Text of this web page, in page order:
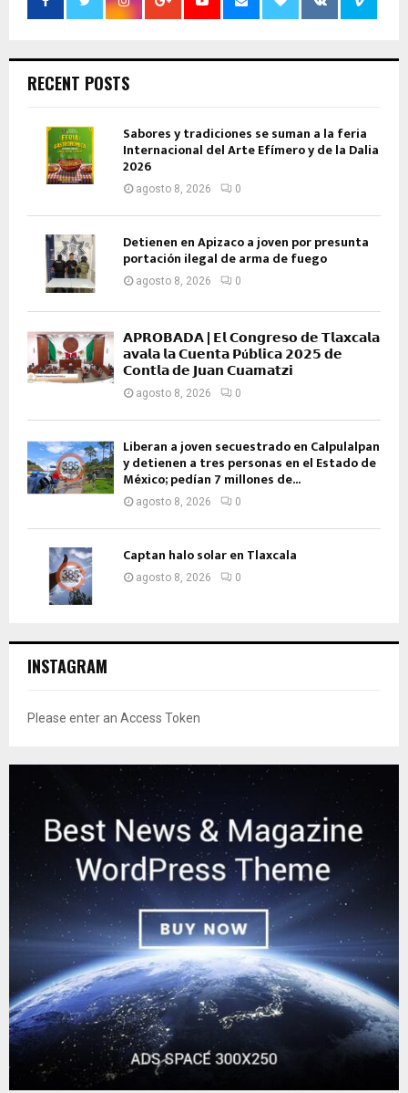
RECENT POSTS
Sabores y tradiciones se suman a la feria
Internacional del Arte Efímero y de la Dalia
2026
agosto 8, 2026 0
Detienen en Apizaco a joven por presunta
portación ilegal de arma de fuego
agosto 8, 2026 0
𝗔𝗣𝗥𝗢𝗕𝗔𝗗𝗔 | 𝗘𝗹 𝗖𝗼𝗻𝗴𝗿𝗲𝘀𝗼 𝗱𝗲 𝗧𝗹𝗮𝘅𝗰𝗮𝗹𝗮
𝗮𝘃𝗮𝗹𝗮 𝗹𝗮 𝗖𝘂𝗲𝗻𝘁𝗮 𝗣ú𝗯𝗹𝗶𝗰𝗮 𝟮𝟬𝟮𝟱 𝗱𝗲
𝗖𝗼𝗻𝘁𝗹𝗮 𝗱𝗲 𝗝𝘂𝗮𝗻 𝗖𝘂𝗮𝗺𝗮𝘁𝘇𝗶
agosto 8, 2026 0
Liberan a joven secuestrado en Calpulalpan
y detienen a tres personas en el Estado de
México; pedían 7 millones de...
agosto 8, 2026 0
Captan halo solar en Tlaxcala
agosto 8, 2026 0
INSTAGRAM
Please enter an Access Token